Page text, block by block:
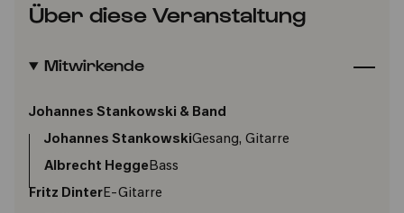
Über diese Veranstaltung
Mitwirkende
Johannes Stankowski & Band
Johannes StankowskiGesang, Gitarre
Albrecht HeggeBass
Fritz DinterE-Gitarre